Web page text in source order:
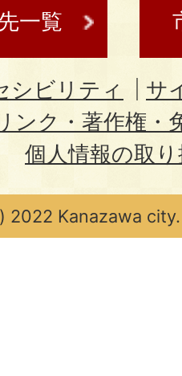
一覧
シビリティ
サ
ンク・著作権・
個人情報の取
2022 Kanazawa